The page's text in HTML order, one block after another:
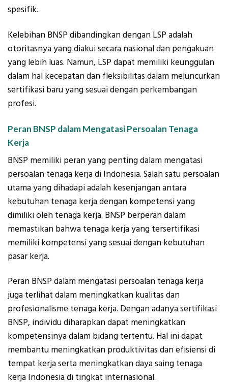
spesifik.
Kelebihan BNSP dibandingkan dengan LSP adalah
otoritasnya yang diakui secara nasional dan pengakuan
yang lebih luas. Namun, LSP dapat memiliki keunggulan
dalam hal kecepatan dan fleksibilitas dalam meluncurkan
sertifikasi baru yang sesuai dengan perkembangan
profesi.
Peran BNSP dalam Mengatasi Persoalan Tenaga
Kerja
BNSP memiliki peran yang penting dalam mengatasi
persoalan tenaga kerja di Indonesia. Salah satu persoalan
utama yang dihadapi adalah kesenjangan antara
kebutuhan tenaga kerja dengan kompetensi yang
dimiliki oleh tenaga kerja. BNSP berperan dalam
memastikan bahwa tenaga kerja yang tersertifikasi
memiliki kompetensi yang sesuai dengan kebutuhan
pasar kerja.
Peran BNSP dalam mengatasi persoalan tenaga kerja
juga terlihat dalam meningkatkan kualitas dan
profesionalisme tenaga kerja. Dengan adanya sertifikasi
BNSP, individu diharapkan dapat meningkatkan
kompetensinya dalam bidang tertentu. Hal ini dapat
membantu meningkatkan produktivitas dan efisiensi di
tempat kerja serta meningkatkan daya saing tenaga
kerja Indonesia di tingkat internasional.